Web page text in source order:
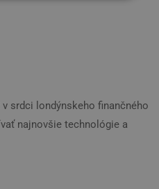
srdci londýnskeho finančného
najnovšie technológie a